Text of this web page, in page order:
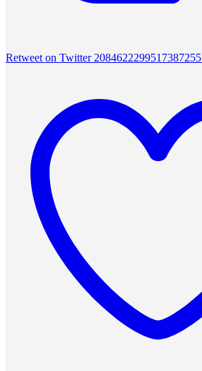
Retweet on Twitter 2084622299517387255